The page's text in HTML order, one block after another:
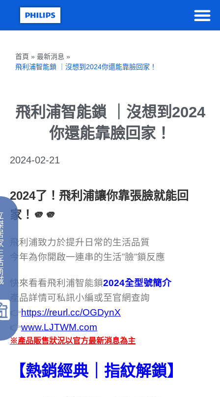
首頁 » 最新消息 »
飛利浦智能鎖 ｜沒想到2024你還能靠臉回家！
飛利浦智能鎖 ｜沒想到2024
你還能靠臉回家！
2024-02-21
2024了！飛利浦讓你靠張臉就能回
家！🫵🫵
飛利浦致力於提升日常的生活品質
今年為你開啟一連串的生活”臉”鎖反應
快來看看飛利浦智能鎖2024全型號簡介
產品詳情可私訊小編或至官網查詢
👉https://reurl.cc/OGDynX
👉www.LJTWM.com
※產品販售狀況以官方最新消息為主
【熱銷經典｜指紋解鎖】